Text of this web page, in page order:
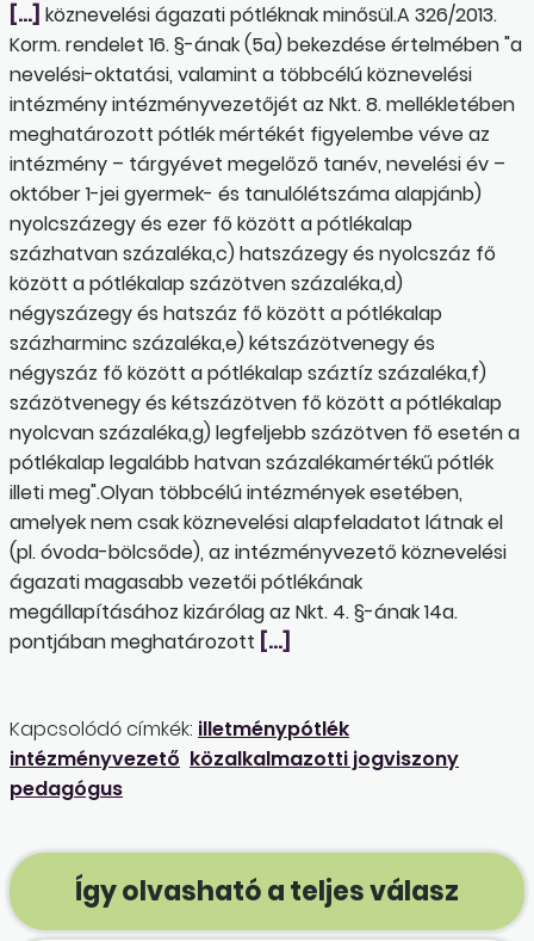
[…] köznevelési ágazati pótléknak minősül.A 326/2013.
Korm. rendelet 16. §-ának (5a) bekezdése értelmében "a
nevelési-oktatási, valamint a többcélú köznevelési
intézmény intézményvezetőjét az Nkt. 8. mellékletében
meghatározott pótlék mértékét figyelembe véve az
intézmény – tárgyévet megelőző tanév, nevelési év –
október 1-jei gyermek- és tanulólétszáma alapjánb)
nyolcszázegy és ezer fő között a pótlékalap
százhatvan százaléka,c) hatszázegy és nyolcszáz fő
között a pótlékalap százötven százaléka,d)
négyszázegy és hatszáz fő között a pótlékalap
százharminc százaléka,e) kétszázötvenegy és
négyszáz fő között a pótlék­alap száztíz százaléka,f)
százötvenegy és kétszázötven fő között a pótlék­alap
nyolcvan százaléka,g) legfeljebb százötven fő esetén a
pótlékalap legalább hatvan százalékamértékű pótlék
illeti meg".Olyan többcélú intézmények esetében,
amelyek nem csak köznevelési alapfeladatot látnak el
(pl. óvoda-bölcsőde), az intézményvezető köznevelési
ágazati magasabb vezetői pótlékának
megállapításához kizárólag az Nkt. 4. §-ának 14a.
pontjában meghatározott […]
Kapcsolódó címkék: illetménypótlék
intézményvezető közalkalmazotti jogviszony
pedagógus
Így olvasható a teljes válasz